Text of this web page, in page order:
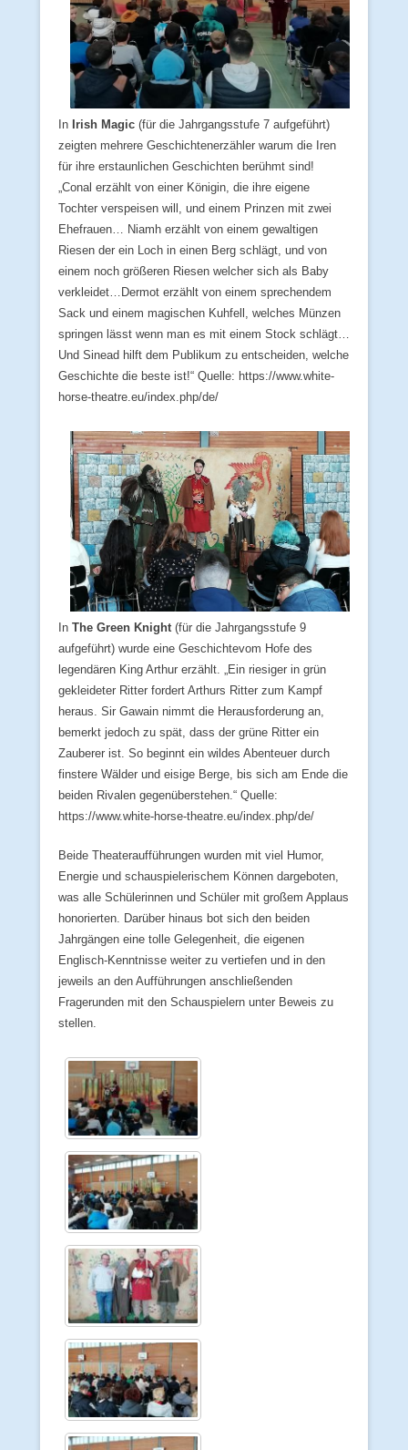
In Irish Magic (für die Jahrgangsstufe 7 aufgeführt)
zeigten mehrere Geschichtenerzähler warum die Iren
für ihre erstaunlichen Geschichten berühmt sind!
„Conal erzählt von einer Königin, die ihre eigene
Tochter verspeisen will, und einem Prinzen mit zwei
Ehefrauen… Niamh erzählt von einem gewaltigen
Riesen der ein Loch in einen Berg schlägt, und von
einem noch größeren Riesen welcher sich als Baby
verkleidet…Dermot erzählt von einem sprechendem
Sack und einem magischen Kuhfell, welches Münzen
springen lässt wenn man es mit einem Stock schlägt…
Und Sinead hilft dem Publikum zu entscheiden, welche
Geschichte die beste ist!“ Quelle: https://www.white-
horse-theatre.eu/index.php/de/
In The Green Knight (für die Jahrgangsstufe 9
aufgeführt) wurde eine Geschichtevom Hofe des
legendären King Arthur erzählt. „Ein riesiger in grün
gekleideter Ritter fordert Arthurs Ritter zum Kampf
heraus. Sir Gawain nimmt die Herausforderung an,
bemerkt jedoch zu spät, dass der grüne Ritter ein
Zauberer ist. So beginnt ein wildes Abenteuer durch
finstere Wälder und eisige Berge, bis sich am Ende die
beiden Rivalen gegenüberstehen.“ Quelle:
https://www.white-horse-theatre.eu/index.php/de/
Beide Theateraufführungen wurden mit viel Humor,
Energie und schauspielerischem Können dargeboten,
was alle Schülerinnen und Schüler mit großem Applaus
honorierten. Darüber hinaus bot sich den beiden
Jahrgängen eine tolle Gelegenheit, die eigenen
Englisch-Kenntnisse weiter zu vertiefen und in den
jeweils an den Aufführungen anschließenden
Fragerunden mit den Schauspielern unter Beweis zu
stellen.